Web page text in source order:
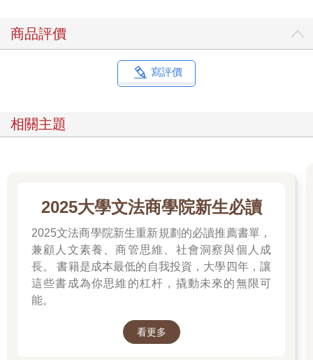
然後直接
當作沒聽見。
再無意識地自我否定，讓別人擔心或添麻煩」。於是我決定試著
【第3章摘錄】
專心做一件事 vs. 多工處理
也就是說，把所有任務排成一條直線，然後專心一致地逐一完
成、往前推進。她的鐵則是：「一旦開始，就把全部心力放在眼
前的這件事上，絕對不要同時動手做其他事情。」
我照著她的建議，試著把任務寫在紙上。方法非常簡單：
（任務1）
商品評價
寫評價
相關主題
2025大學文法商學院新生必讀
2025文法商學院新生重新規劃的必讀推薦書單，
兼顧人文素養、商管思維、社會洞察與個人成
長。 書籍是成本最低的自我投資，大學四年，讓
這些書成為你思維的杠杆，撬動未來的無限可
能。
看更多